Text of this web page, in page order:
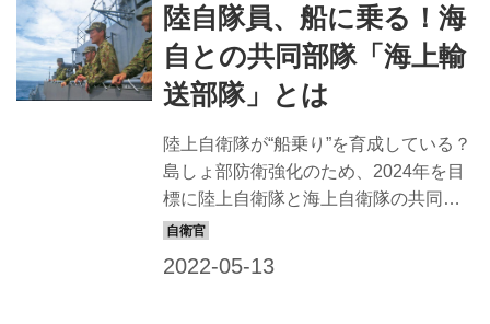
ィスト、May J.さんと、陸･海･空各自
衛隊のボーカリストが、航空自衛隊航
空中央音楽隊の新庁舎に集結し、語り
合った。 「音楽ができることとは？」
感！ 片や絶対的な人気を誇り、ショー
ビズの世界でトップを走り続けるシン
ガー、May J.。対するは、自衛隊で、
任務として音楽を奏でる音...
陸自隊員、船に乗る！海
自との共同部隊「海上輸
送部隊」とは
陸上自衛隊が“船乗り”を育成している？
島しょ部防衛強化のため、2024年を目
標に陸上自衛隊と海上自衛隊の共同部
隊である海上輸送部隊が新編されるこ